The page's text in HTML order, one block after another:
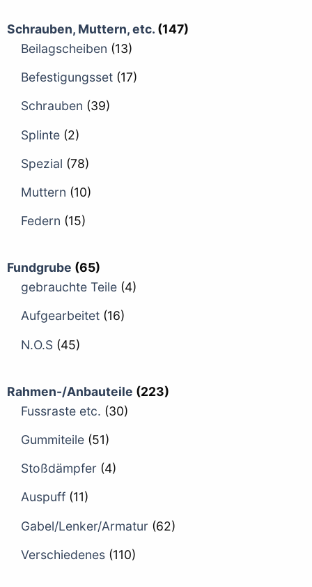
Schrauben, Muttern, etc. (147)
Beilagscheiben (13)
Befestigungsset (17)
Schrauben (39)
Splinte (2)
Spezial (78)
Muttern (10)
Federn (15)
Fundgrube (65)
gebrauchte Teile (4)
Aufgearbeitet (16)
N.O.S (45)
Rahmen-/Anbauteile (223)
Fussraste etc. (30)
Gummiteile (51)
Stoßdämpfer (4)
Auspuff (11)
Gabel/Lenker/Armatur (62)
Verschiedenes (110)